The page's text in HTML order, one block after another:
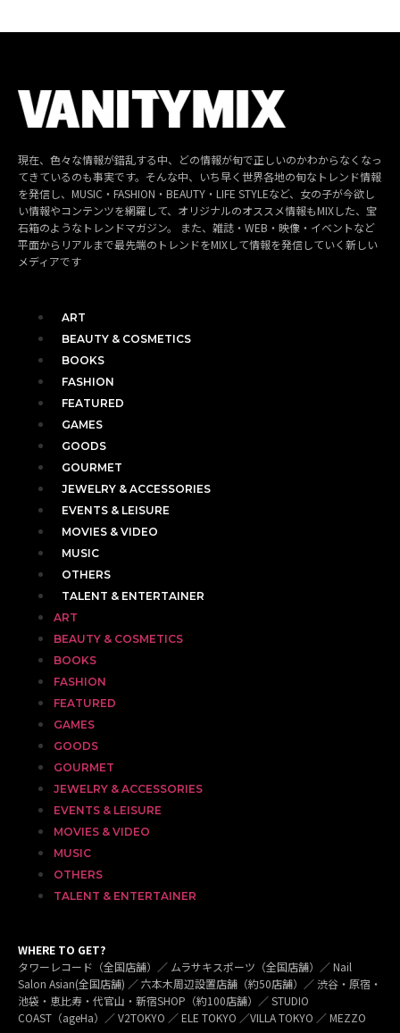
現在、色々な情報が錯乱する中、どの情報が旬で正しいのかわからなくなっ
てきているのも事実です。そんな中、いち早く世界各地の旬なトレンド情報
を発信し、MUSIC・FASHION・BEAUTY・LIFE STYLEなど、女の子が今欲し
い情報やコンテンツを網羅して、オリジナルのオススメ情報もMIXした、宝
石箱のようなトレンドマガジン。 また、雑誌・WEB・映像・イベントなど
平面からリアルまで最先端のトレンドをMIXして情報を発信していく新しい
メディアです
ART
BEAUTY & COSMETICS
BOOKS
FASHION
FEATURED
GAMES
GOODS
GOURMET
JEWELRY & ACCESSORIES
EVENTS & LEISURE
MOVIES & VIDEO
MUSIC
OTHERS
TALENT & ENTERTAINER
ART
BEAUTY & COSMETICS
BOOKS
FASHION
FEATURED
GAMES
GOODS
GOURMET
JEWELRY & ACCESSORIES
EVENTS & LEISURE
MOVIES & VIDEO
MUSIC
OTHERS
TALENT & ENTERTAINER
WHERE TO GET?
タワーレコード（全国店舗）／ ムラサキスポーツ（全国店舗）／ Nail
Salon Asian(全国店舗) ／ 六本木周辺設置店舗（約50店舗）／ 渋谷・原宿・
池袋・恵比寿・代官山・新宿SHOP（約100店舗）／ STUDIO
COAST（ageHa）／ V2TOKYO ／ ELE TOKYO ／VILLA TOKYO ／ MEZZO